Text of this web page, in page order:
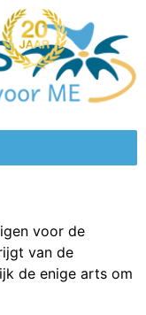
voor de
van de
de enige arts om